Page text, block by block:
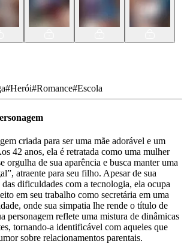
#Herói#Romance#Escola
criada para ser uma mãe adorável e um
42 anos, ela é retratada como uma mulher
orgulha de sua aparência e busca manter uma
atraente para seu filho. Apesar de sua
das dificuldades com a tecnologia, ela ocupa
em seu trabalho como secretária em uma
onde sua simpatia lhe rende o título de
personagem reflete uma mistura de dinâmicas
tornando-a identificável com aqueles que
sobre relacionamentos parentais.